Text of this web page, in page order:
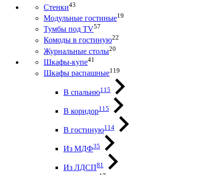
Стенки43
Модульные гостиные19
Тумбы под ТV57
Комоды в гостиную22
Журнальные столы20
Шкафы-купе41
Шкафы распашные119
В спальню115
В коридор115
В гостиную114
Из МДФ35
Из ЛДСП81